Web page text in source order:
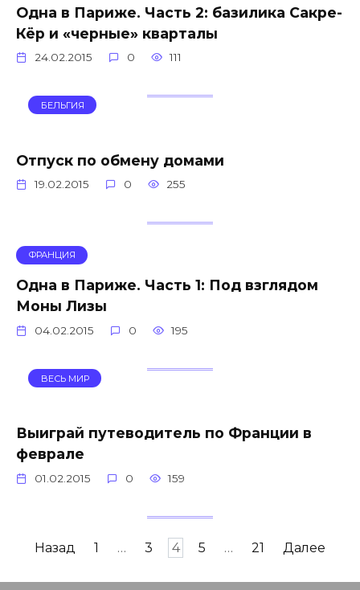
Одна в Париже. Часть 2: базилика Сакре-
Кёр и «черные» кварталы
24.02.2015 0 111
БЕЛЬГИЯ
Отпуск по обмену домами
19.02.2015 0 255
ФРАНЦИЯ
Одна в Париже. Часть 1: Под взглядом
Моны Лизы
04.02.2015 0 195
ВЕСЬ МИР
Выиграй путеводитель по Франции в
феврале
01.02.2015 0 159
Навигация
записям
Назад 1 … 3 4 5 … 21 Далее